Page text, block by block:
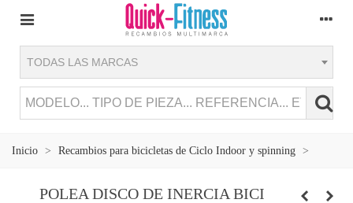
TODAS LAS MARCAS
Inicio > Recambios para bicicletas de Ciclo Indoor y spinning >
POLEA DISCO DE INERCIA BICI